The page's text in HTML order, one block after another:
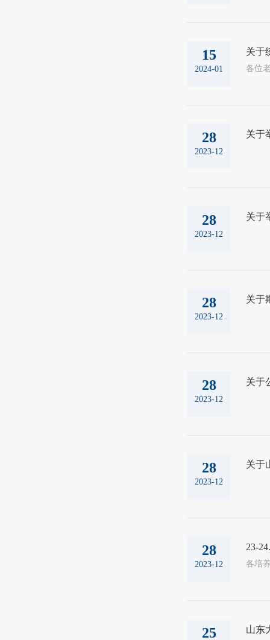
15
2024-01
关于
各位
28
2023-12
关于
28
2023-12
关于
28
2023-12
关于
28
2023-12
关于
28
2023-12
关于
28
2023-12
23-
25 山东